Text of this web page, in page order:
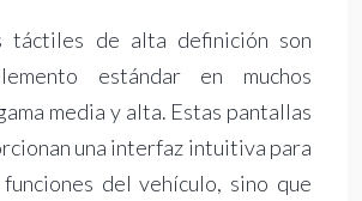
táctiles de alta definición son
estándar en muchos
media y alta. Estas pantallas
una interfaz intuitiva para
del vehículo, sino que